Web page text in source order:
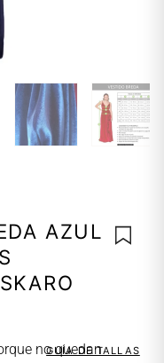
AZUL
GUÍA DE TALLAS
no quedan